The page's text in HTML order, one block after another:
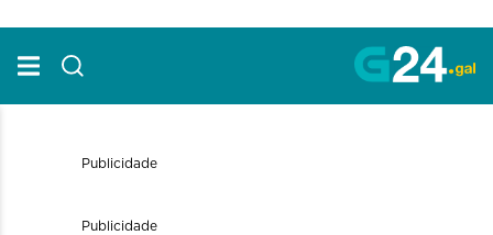
Publicidade
Publicidade